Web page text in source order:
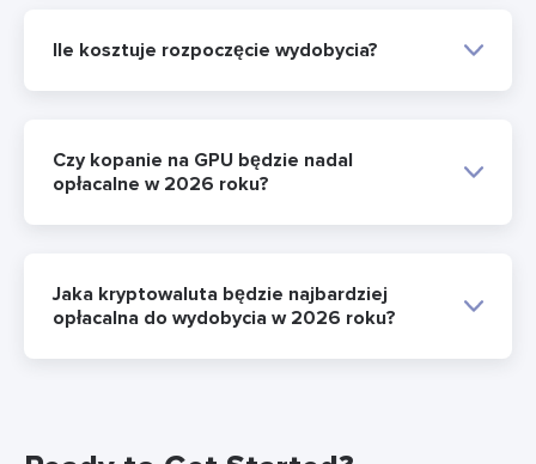
Ile kosztuje rozpoczęcie wydobycia?
Czy kopanie na GPU będzie nadal
opłacalne w 2026 roku?
Jaka kryptowaluta będzie najbardziej
opłacalna do wydobycia w 2026 roku?